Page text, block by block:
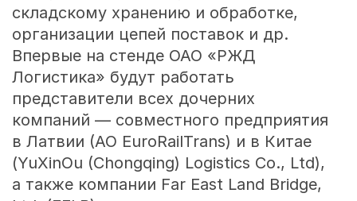
складскому хранению и обработке,
организации цепей поставок и др.
Впервые на стенде ОАО «РЖД
Логистика» будут работать
представители всех дочерних
компаний — совместного предприятия
в Латвии (АО EuroRailTrans) и в Китае
(YuXinOu (Chongqing) Logistics Co., Ltd),
а также компании Far East Land Bridge,